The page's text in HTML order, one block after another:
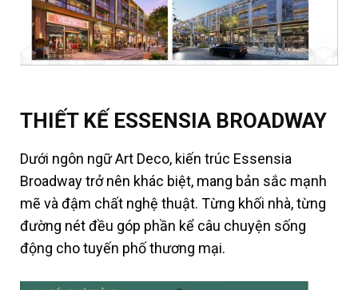
THIẾT KẾ ESSENSIA BROADWAY
Dưới ngôn ngữ Art Deco, kiến trúc Essensia
Broadway trở nên khác biệt, mang bản sắc mạnh
mẽ và đậm chất nghệ thuật. Từng khối nhà, từng
đường nét đều góp phần kể câu chuyện sống
động cho tuyến phố thương mại.